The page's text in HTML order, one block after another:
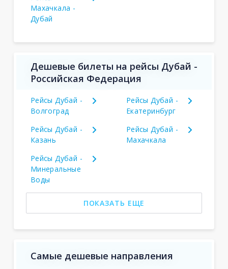
Махачкала -
Дубай
Дешевые билеты на рейсы Дубай -
Российская Федерация
Рейсы Дубай -
Волгоград
Рейсы Дубай -
Екатеринбург
Рейсы Дубай -
Казань
Рейсы Дубай -
Махачкала
Рейсы Дубай -
Минеральные
Воды
ПОКАЗАТЬ ЕЩЕ
Самые дешевые направления